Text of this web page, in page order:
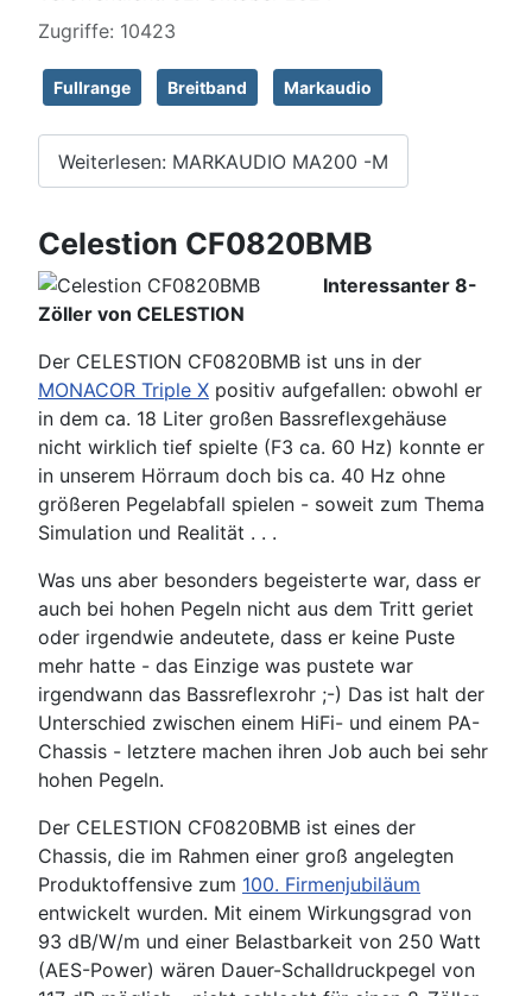
Zugriffe: 10423
Fullrange Breitband Markaudio
Weiterlesen: MARKAUDIO MA200 -M
Celestion CF0820BMB
Interessanter 8-
Zöller von CELESTION
Der CELESTION CF0820BMB ist uns in der
MONACOR Triple X positiv aufgefallen: obwohl er
in dem ca. 18 Liter großen Bassreflexgehäuse
nicht wirklich tief spielte (F3 ca. 60 Hz) konnte er
in unserem Hörraum doch bis ca. 40 Hz ohne
größeren Pegelabfall spielen - soweit zum Thema
Simulation und Realität . . .
Was uns aber besonders begeisterte war, dass er
auch bei hohen Pegeln nicht aus dem Tritt geriet
oder irgendwie andeutete, dass er keine Puste
mehr hatte - das Einzige was pustete war
irgendwann das Bassreflexrohr ;-) Das ist halt der
Unterschied zwischen einem HiFi- und einem PA-
Chassis - letztere machen ihren Job auch bei sehr
hohen Pegeln.
Der CELESTION CF0820BMB ist eines der
Chassis, die im Rahmen einer groß angelegten
Produktoffensive zum 100. Firmenjubiläum
entwickelt wurden. Mit einem Wirkungsgrad von
93 dB/W/m und einer Belastbarkeit von 250 Watt
(AES-Power) wären Dauer-Schalldruckpegel von